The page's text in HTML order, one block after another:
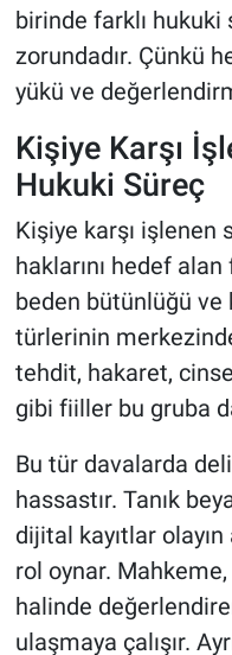
birinde farklı
zorundadır. Çünkü
yükü ve
Kişiye Karşı
Hukuki Süreç
Kişiye karşı işlenen
haklarını hedef
beden bütünlüğü ve
türlerinin
tehdit, hakaret,
gibi fiiller bu gruba
Bu tür davalarda
hassastır. Tanık
dijital kayıtlar
rol oynar.
halinde
ulaşmaya çalışır.